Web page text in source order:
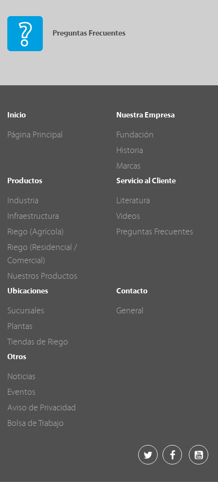
Preguntas Frecuentes
Inicio
Página Principal
Nuestra Empresa
Fundación
Historia
Marcas
Productos
Industria
Infraestructura
Riego (Agrícola)
Riego (Residencial /
Comercial)
Nuestros Productos
Servicio al Cliente
Literatura
Videos
Preguntas Frecuentes
Ubicaciones
Sucursales
Plantas
Tiendas de Riego
Contacto
General
Otros
Noticias
Eventos
Aviso de Privacidad
Bolsa de Trabajo